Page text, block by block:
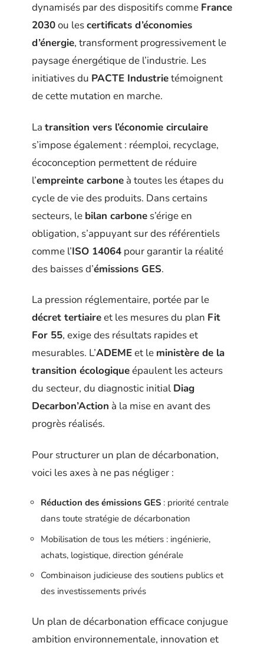
dynamisés par des dispositifs comme France
2030ou lescertificats d’économies
d’énergie, transforment progressivement le
paysage énergétique de l’industrie. Les
initiatives du PACTE Industrietémoignent
de cette mutation en marche.
La transition vers l’économie circulaire
s’impose également : réemploi, recyclage,
écoconception permettent de réduire
l’empreinte carbone à toutes les étapes du
cycle de vie des produits. Dans certains
secteurs, le bilan carbone s’érige en
obligation, s’appuyant sur des référentiels
comme l’ISO 14064 pour garantir la réalité
des baisses d’émissions GES.
La pression réglementaire, portée par le
décret tertiaireet les mesures du plan Fit
For 55, exige des résultats rapides et
mesurables. L’ADEMEet le ministère de la
transition écologiqueépaulent les acteurs
du secteur, du diagnostic initial Diag
Decarbon’Action à la mise en avant des
progrès réalisés.
Pour structurer un plan de décarbonation,
voici les axes à ne pas négliger :
Réduction des émissions GES : priorité centrale
dans toute stratégie de décarbonation
Mobilisation de tous les métiers : ingénierie,
achats, logistique, direction générale
Combinaison judicieuse des soutiens publics et
des investissements privés
Un plan de décarbonation efficace conjugue
ambition environnementale, innovation et